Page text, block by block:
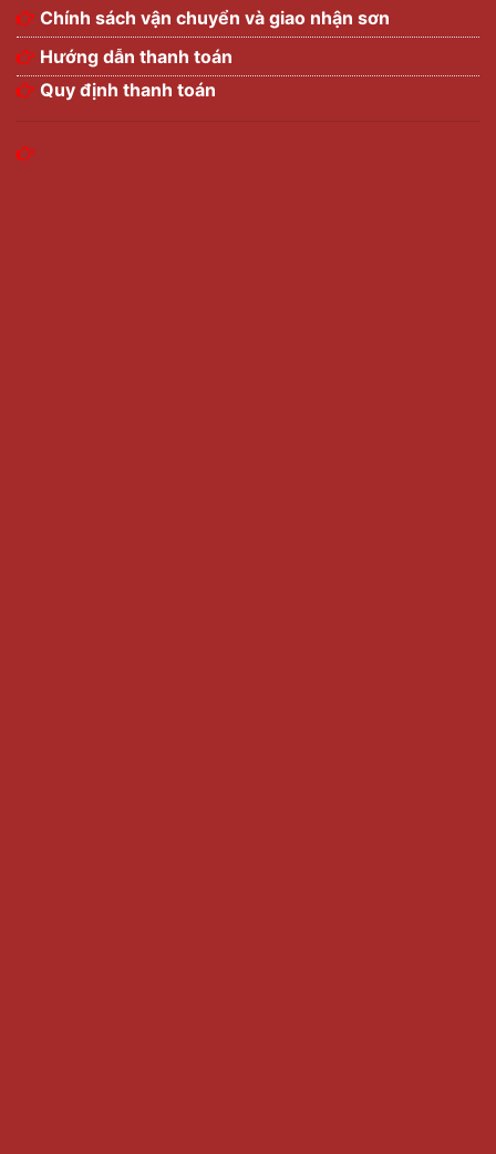
Chính sách vận chuyển và giao nhận sơn
Hướng dẫn thanh toán
Quy định thanh toán